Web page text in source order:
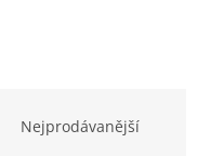
Nejprodávanější